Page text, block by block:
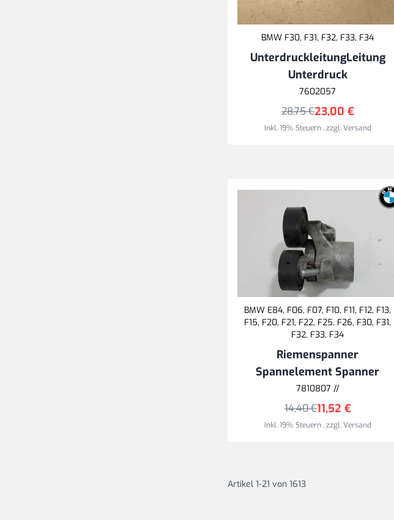
BMW F30, F31, F32, F33, F34
UnterdruckleitungLeitung
Unterdruck
7602057
23,00 €
28,75 €
Inkl. 19% Steuern,zzgl.Versand
BMW E84, F06, F07, F10, F11, F12, F13,
F15, F20, F21, F22, F25, F26, F30, F31,
F32, F33, F34
Riemenspanner
Spannelement Spanner
7810807 //
11,52 €
14,40 €
Inkl. 19% Steuern,zzgl.Versand
Artikel 1-21 von 1613